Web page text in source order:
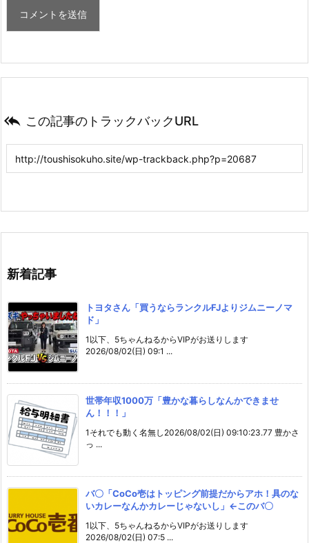
 この記事のトラックバックURL
新着記事
トヨタさん「買うならランクルFJよりジムニーノマ
ド」
1以下、5ちゃんねるからVIPがお送りします
2026/08/02(日) 09:1 ...
世帯年収1000万「豊かな暮らしなんかできませ
ん！！！」
1それでも動く名無し2026/08/02(日) 09:10:23.77 豊かさ
っ ...
バ〇「CoCo壱はトッピング前提だからアホ！具のな
いカレーなんかカレーじゃないし」←このバ〇
1以下、5ちゃんねるからVIPがお送りします
2026/08/02(日) 07:5 ...